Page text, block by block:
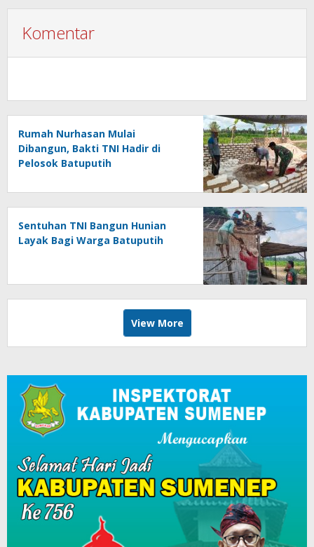
Komentar
Rumah Nurhasan Mulai
Dibangun, Bakti TNI Hadir di
Pelosok Batuputih
Sentuhan TNI Bangun Hunian
Layak Bagi Warga Batuputih
View More